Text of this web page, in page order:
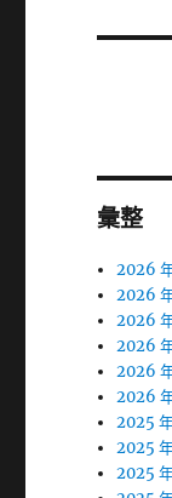
篇
彙整
2026
2026
2026
2026
2026
2026
2025
2025
2025